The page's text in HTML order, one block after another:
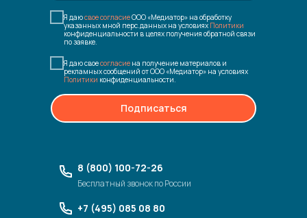
Я даюсвое согласиеООО «Медиатор» на обработку
указанных мной перс.данных на условиях Политики
конфиденциальности в целях получения обратной связи
по заявке.
Я даю своесогласие на получение материалов и
рекламных сообщений от ООО «Медиатор» на условиях
Политики конфиденциальности.
Подписаться
8 (800) 100-72-26
Бесплатный звонок по России
+7 (495) 085 08 80